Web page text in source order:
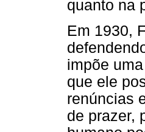
quanto na
Em 1930,
impõe
que ele
renúncias
de prazer,